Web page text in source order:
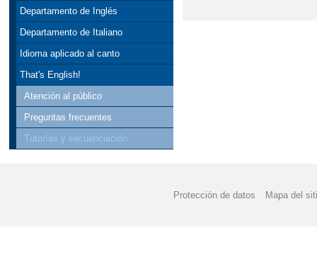
Departamento de Inglés
Departamento de Italiano
Idioma aplicado al canto
That's English!
Atención al público
Preguntas frecuentes
Tutorías y secuenciación
Protección de datos Mapa del